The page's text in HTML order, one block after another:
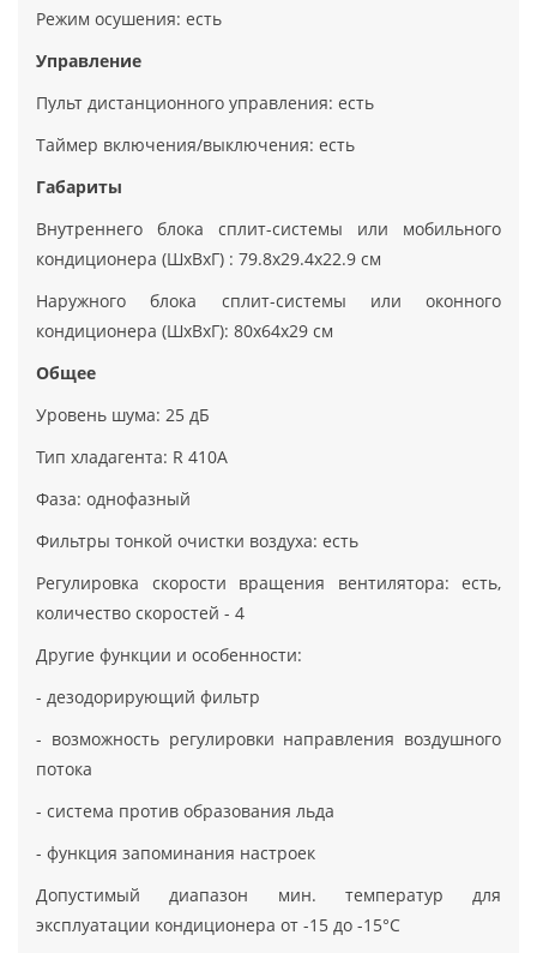
Режим осушения: есть
Управление
Пульт дистанционного управления: есть
Таймер включения/выключения: есть
Габариты
Внутреннего блока сплит-системы или мобильного
кондиционера (ШxВxГ) : 79.8x29.4x22.9 см
Наружного блока сплит-системы или оконного
кондиционера (ШxВxГ): 80x64x29 см
Общее
Уровень шума: 25 дБ
Тип хладагента: R 410A
Фаза: однофазный
Фильтры тонкой очистки воздуха: есть
Регулировка скорости вращения вентилятора: есть,
количество скоростей - 4
Другие функции и особенности:
- дезодорирующий фильтр
- возможность регулировки направления воздушного
потока
- система против образования льда
- функция запоминания настроек
Допустимый диапазон мин. температур для
эксплуатации кондиционера от -15 до -15°С